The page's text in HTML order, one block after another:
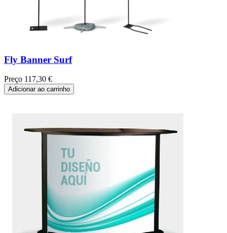
Fly Banner Surf
Preço 117,30 €
Adicionar ao carrinho